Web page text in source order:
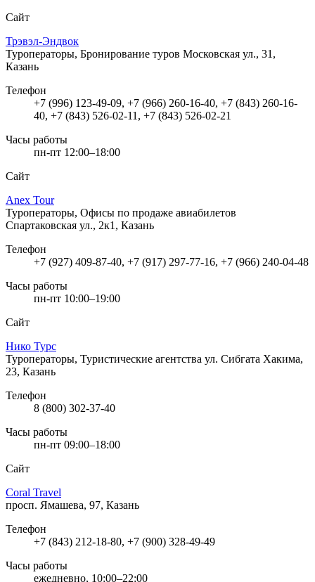
Сайт
Трэвэл-Эндвок
Туроператоры, Бронирование туров Московская ул., 31,
Казань
Телефон
+7 (996) 123-49-09, +7 (966) 260-16-40, +7 (843) 260-16-
40, +7 (843) 526-02-11, +7 (843) 526-02-21
Часы работы
пн-пт 12:00–18:00
Сайт
Anex Tour
Туроператоры, Офисы по продаже авиабилетов
Спартаковская ул., 2к1, Казань
Телефон
+7 (927) 409-87-40, +7 (917) 297-77-16, +7 (966) 240-04-48
Часы работы
пн-пт 10:00–19:00
Сайт
Нико Турс
Туроператоры, Туристические агентства ул. Сибгата Хакима,
23, Казань
Телефон
8 (800) 302-37-40
Часы работы
пн-пт 09:00–18:00
Сайт
Coral Travel
просп. Ямашева, 97, Казань
Телефон
+7 (843) 212-18-80, +7 (900) 328-49-49
Часы работы
ежедневно, 10:00–22:00